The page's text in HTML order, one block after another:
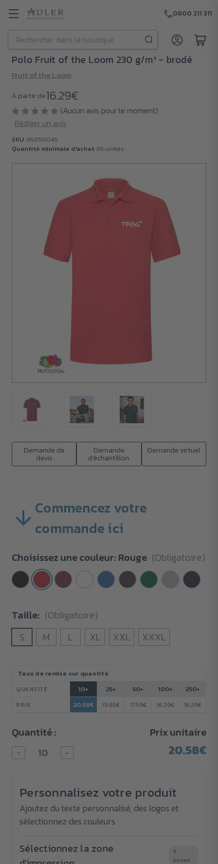
Passer au contenu principal
Rechercher
0800 211 311
Demande de
devis
Demande
d'échantillon
Demande virtuel
Polo Fruit of the Loom 230 g/m² - brodé
Fruit of the Loom
À partir de16.29€
(Aucun avis pour le moment)
Rédiger un avis
SKU :9505004S
Quantité minimale d'achat :10 unités
Commencez votre
commande ici
Choisissez une couleur: Rouge (Obligatoire)
Taille: (Obligatoire)
S
M L XL XXL XXXL
Stock
actuel :
Taux de remise sur quantité
QUANTITÉ
PRIX
10+
20.58€
25+
19.85€
50+
17.59€
100+
16.29€
250+
16.29€
Quantité :
Diminuer
la
Fruit
of
the
Loom
230
brodé
Augmenter
la
Fruit
of
the
Loom
230
brodé
Prix unitaire
20.58€
Personnalisez votre produit
Ajoutez du texte personnalisé, des logos et
sélectionnez des couleurs
Sélectionnez la zone
4
zones